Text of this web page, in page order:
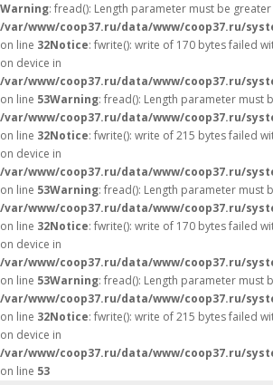
Warning: fread(): Length parameter must be greater
/var/www/coop37.ru/data/www/coop37.ru/
on line 32Notice: fwrite(): write of 170 bytes failed
on device in
/var/www/coop37.ru/data/www/coop37.ru/
on line 53Warning: fread(): Length parameter must
/var/www/coop37.ru/data/www/coop37.ru/
on line 32Notice: fwrite(): write of 215 bytes failed
on device in
/var/www/coop37.ru/data/www/coop37.ru/
on line 53Warning: fread(): Length parameter must
/var/www/coop37.ru/data/www/coop37.ru/
on line 32Notice: fwrite(): write of 170 bytes failed
on device in
/var/www/coop37.ru/data/www/coop37.ru/
on line 53Warning: fread(): Length parameter must
/var/www/coop37.ru/data/www/coop37.ru/
on line 32Notice: fwrite(): write of 215 bytes failed
on device in
/var/www/coop37.ru/data/www/coop37.ru/
on line 53